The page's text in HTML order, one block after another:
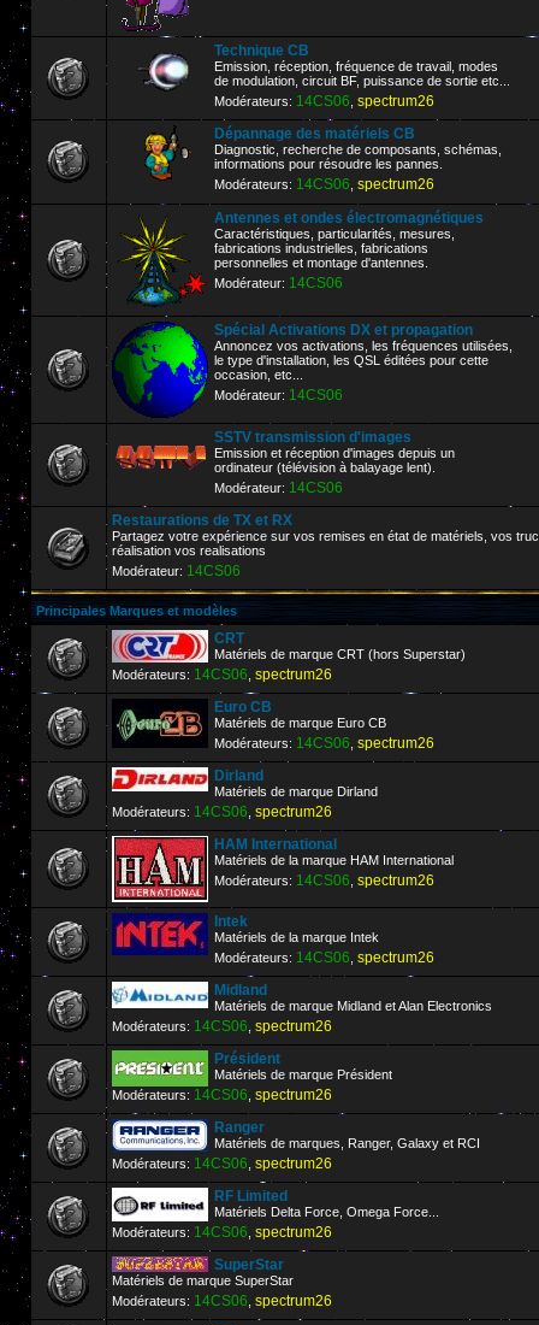
Technique CB
Emission, réception, fréquence de travail, modes
de modulation, circuit BF, puissance de sortie etc...
Modérateurs: 14CS06 spectrum26
Dépannage des matériels CB
Diagnostic, recherche de composants, schémas,
informations pour résoudre les pannes.
Modérateurs: 14CS06 spectrum26
Antennes et ondes électromagnétiques
Caractéristiques, particularités, mesures,
fabrications industrielles, fabrications
personnelles et montage d'antennes.
Modérateur: 14CS06
Spécial Activations DX et propagation
Annoncez vos activations, les fréquences utilisées,
le type d'installation, les QSL éditées pour cette
occasion, etc...
Modérateur: 14CS06
SSTV transmission d'images
Emission et réception d'images depuis un
ordinateur (télévision à balayage lent).
Modérateur: 14CS06
Restaurations de TX et RX
Partagez votre expérience sur vos remises en état de matériels, vos
réalisation vos realisations
Modérateur: 14CS06
Principales Marques et modèles
CRT
Matériels de marque CRT (hors Superstar)
Modérateurs: 14CS06 spectrum26
Euro CB
Matériels de marque Euro CB
Modérateurs: 14CS06 spectrum26
Dirland
Matériels de marque Dirland
Modérateurs: 14CS06 spectrum26
HAM International
Matériels de la marque HAM International
Modérateurs: 14CS06 spectrum26
Intek
Matériels de la marque Intek
Modérateurs: 14CS06 spectrum26
Midland
Matériels de marque Midland et Alan Electronics
Modérateurs: 14CS06 spectrum26
Président
Matériels de marque Président
Modérateurs: 14CS06 spectrum26
Ranger
Matériels de marques, Ranger, Galaxy et RCI
Modérateurs: 14CS06 spectrum26
RF Limited
Matériels Delta Force, Omega Force...
Modérateurs: 14CS06 spectrum26
SuperStar
Matériels de marque SuperStar
Modérateurs: 14CS06 spectrum26